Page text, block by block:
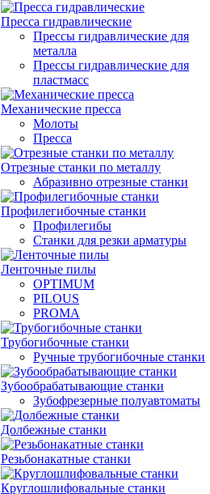
Пресса гидравлические
Прессы гидравлические для
металла
Прессы гидравлические для
пластмасс
Механические пресса
Молоты
Пресса
Отрезные станки по металлу
Абразивно отрезные станки
Профилегибочные станки
Профилегибы
Станки для резки арматуры
Ленточные пилы
OPTIMUM
PILOUS
PROMA
Трубогибочные станки
Ручные трубогибочные станки
Зубообрабатывающие станки
Зубофрезерные полуавтоматы
Долбежные станки
Резьбонакатные станки
Круглошлифовальные станки